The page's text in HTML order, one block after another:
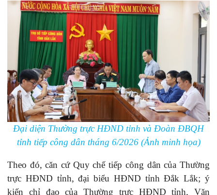
Đại diện Thường trực HĐND tỉnh và Đoàn ĐBQH
tỉnh tiếp công dân tháng 6/2026 (Ảnh minh họa)
Theo đó, căn cứ Quy chế tiếp công dân của Thường
trực HĐND tỉnh, đại biểu HĐND tỉnh Đắk Lắk; ý
kiến chỉ đạo của Thường trực HĐND tỉnh, Văn